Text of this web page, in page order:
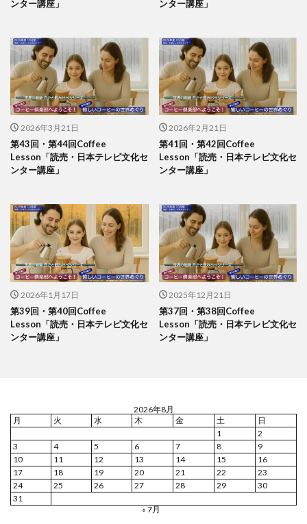
ンター講座」
ンター講座」
2026年3月21日
第43回・第44回Coffee
Lesson「読売・日本テレビ文化セ
ンター講座」
2026年2月21日
第41回・第42回Coffee
Lesson「読売・日本テレビ文化セ
ンター講座」
2026年1月17日
第39回・第40回Coffee
Lesson「読売・日本テレビ文化セ
ンター講座」
2025年12月21日
第37回・第38回Coffee
Lesson「読売・日本テレビ文化セ
ンター講座」
2026年8月
月
火 水 木 金 土
日
1
2
3
4 5 6 7 8
9
10
11 12 13 14 15
16
17
18 19 20 21 22
23
24
25 26 27 28 29
30
31
« 7月